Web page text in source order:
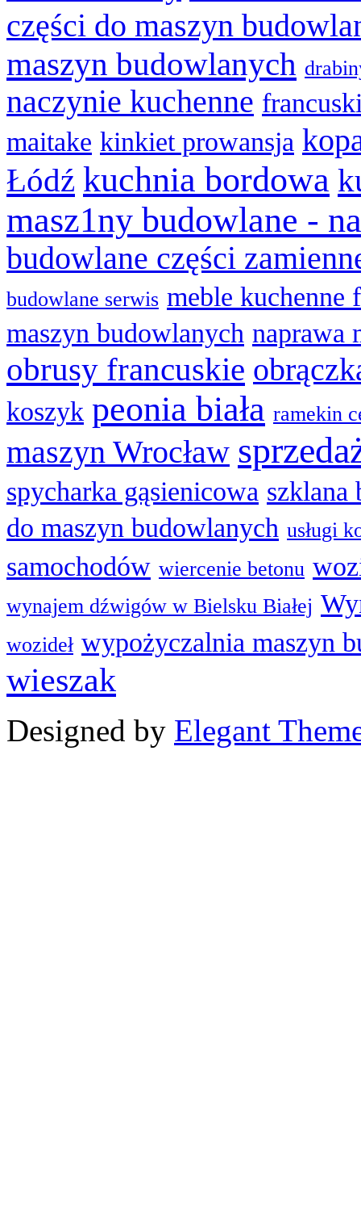
części do maszyn
maszyn budowlanych
naczynie kuchenne
maitake kinkiet prowansja
Łódź kuchnia bordowa
masz1ny budowlane -
budowlane części
budowlane serwis meble kuchenne
maszyn budowlanych naprawa
obrusy francuskie
koszyk peonia biała ramekin
maszyn Wrocław
spycharka gąsienicowa szklana
do maszyn budowlanych usługi
samochodów wiercenie betonu
wynajem dźwigów w Bielsku Białej
wozideł wypożyczalnia maszyn
wieszak
Designed by Elegant